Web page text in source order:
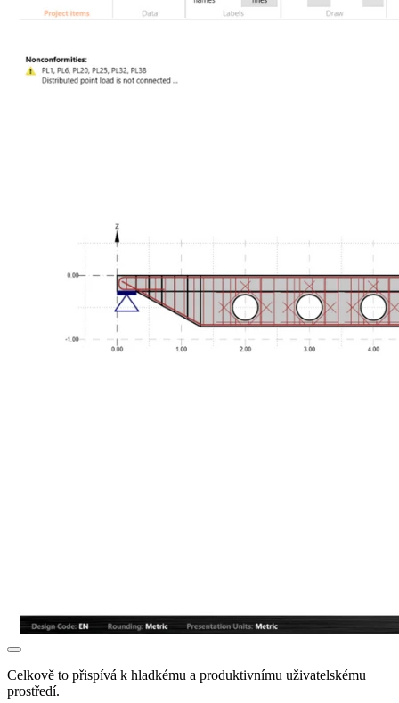
Celkově to přispívá k hladkému a produktivnímu uživatelskému
prostředí.